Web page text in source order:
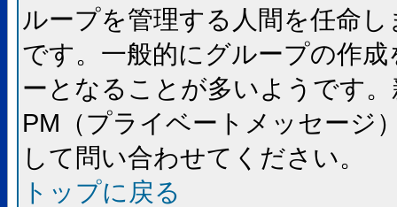
ループを管理する人間を任命
です。一般的にグループの作
ーとなることが多いようです
PM（プライベートメッセージ
して問い合わせてください。
トップに戻る